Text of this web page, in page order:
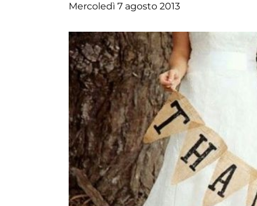
Mercoledì 7 agosto 2013